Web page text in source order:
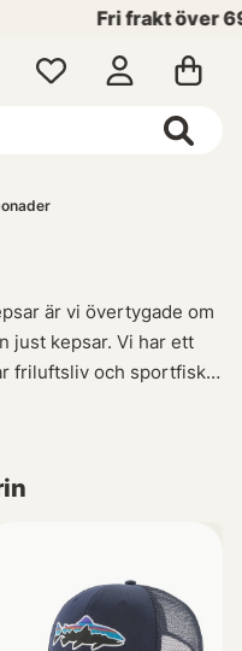
är vi övertygade om
just kepsar. Vi har ett
friluftsliv och sportfiske,
kepsar erbjuder inte
komfort under långa